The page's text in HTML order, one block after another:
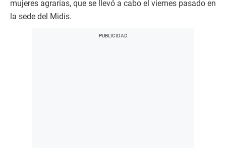
mujeres agrarias, que se llevó a cabo el viernes pasado en
la sede del Midis.